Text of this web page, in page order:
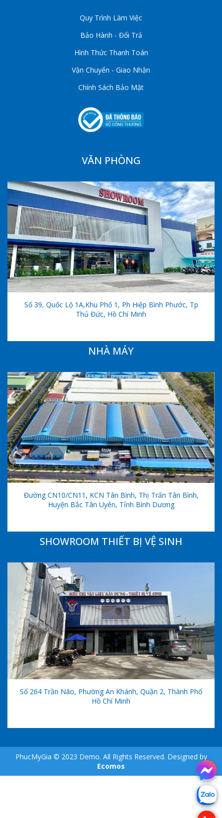
Quy Trình Làm Việc
Bảo Hành - Đổi Trả
Hình Thức Thanh Toán
Vận Chuyển - Giao Nhận
Chính Sách Bảo Mật
VĂN PHÒNG
Số 39, Quốc Lộ 1A,khu Phố 1, Ph Hiệp Bình Phước, Tp
Thủ Đức, Hồ Chí Minh
NHÀ MÁY
Đường CN10/CN11, KCN Tân Bình, Thị Trấn Tân Bình,
Huyện Bắc Tân Uyên, Tỉnh Bình Dương
SHOWROOM THIẾT BỊ VỆ SINH
Số 264 Trần Não, Phường An Khánh, Quận 2, Thành Phố
Hồ Chí Minh
PhucMyGia © 2023 Demo. All Rights Reserved. Designed by
Ecomos